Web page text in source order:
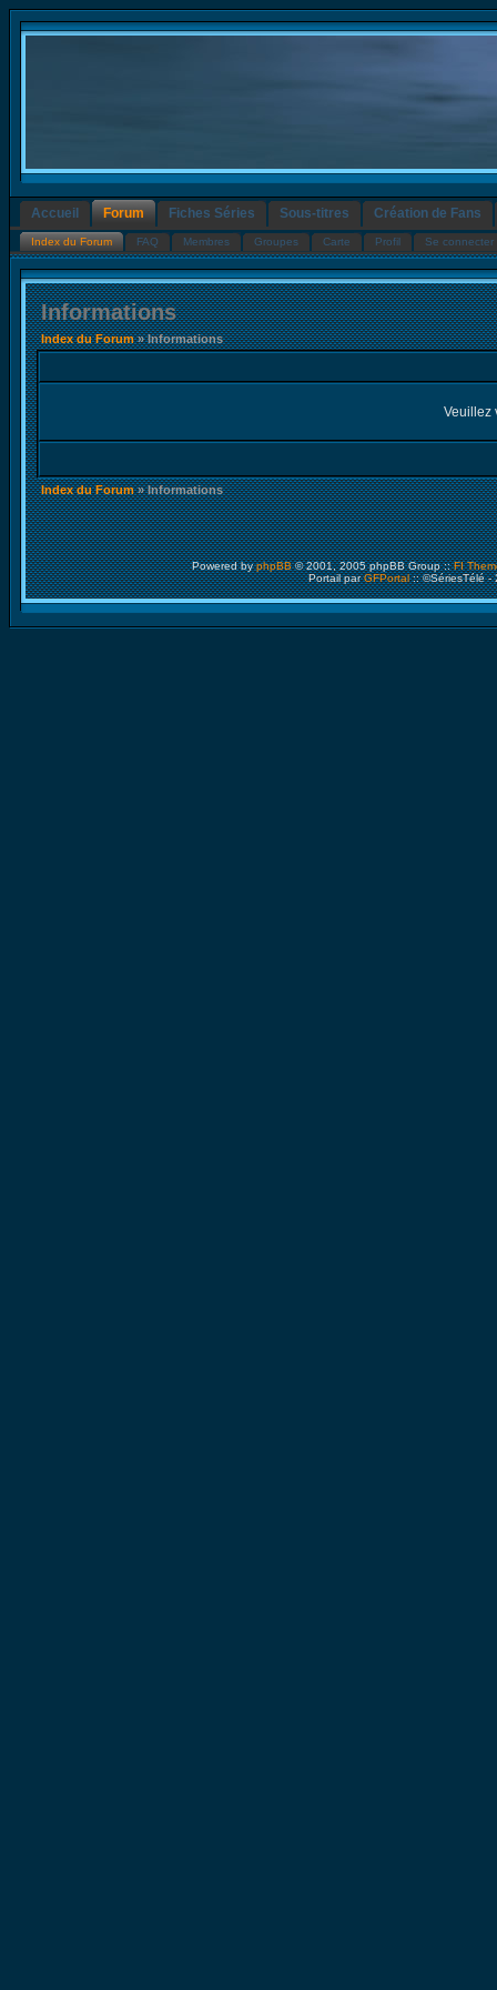
Accueil Forum Fiches Séries Sous-titres Création de Fans
Index du Forum FAQ Membres Groupes Carte Profil Se connecter
Informations
Index du Forum» Informations
Veuillez
Index du Forum» Informations
Powered byphpBB© 2001, 2005 phpBB Group ::FI
Portail parGFPortal:: ©SériesTélé -